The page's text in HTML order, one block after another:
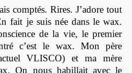
comptés. Rires. J’adore tout
fait je suis née dans le wax.
de la vie, le premier
c’est le wax. Mon père
VLISCO) et ma mère
On nous habillait avec le